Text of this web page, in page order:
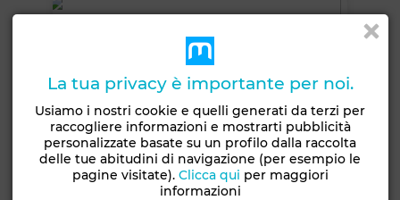
La tua privacy è importante per noi.
Usiamo i nostri cookie e quelli generati da terzi per
raccogliere informazioni e mostrarti pubblicità
personalizzate basate su un profilo dalla raccolta
delle tue abitudini di navigazione (per esempio le
pagine visitate). Clicca qui per maggiori
informazioni